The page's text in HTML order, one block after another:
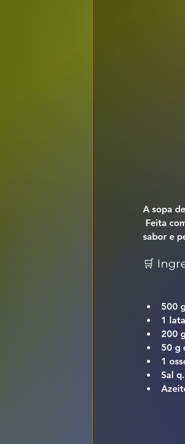
A sopa
sabor e
🛒
500
1
200
50 g
1
Sal